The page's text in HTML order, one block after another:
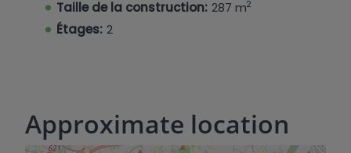
Taille de la construction: 287 m2
Étages: 2
Approximate location